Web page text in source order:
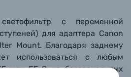
с переменной
для адаптера Canon
Mount. Благодаря заднему
использоваться с любым
или EF-S на беззеркальных